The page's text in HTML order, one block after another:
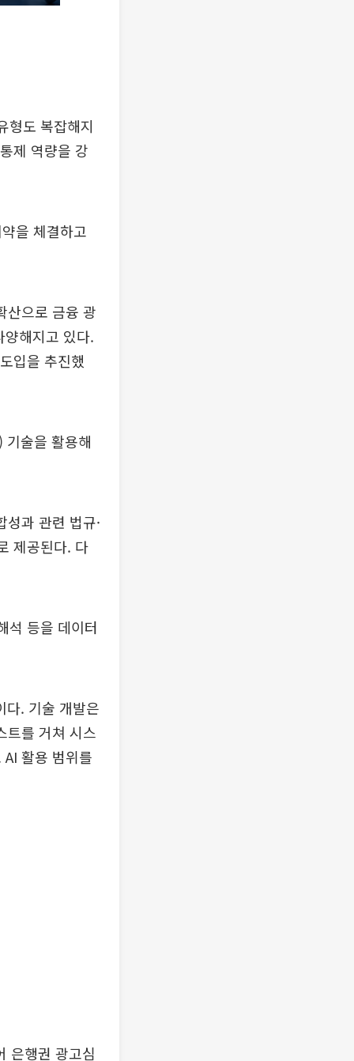
형도 복잡해지
제 역량을 강
을 체결하고
산으로 금융 광
해지고 있다.
입을 추진했
기술을 활용해
과 관련 법규·
제공된다. 다
석 등을 데이터
다. 기술 개발은
트를 거쳐 시스
활용 범위를
은행권 광고심